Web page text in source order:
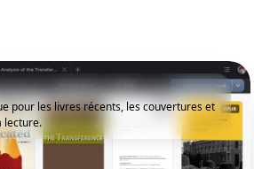
pour les livres récents, les couvertures et
lecture.